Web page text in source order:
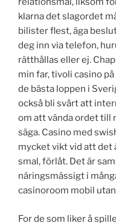
klarna det slagordet
bilister flest, äga
deg inn via telefon,
rätthållas eller ej.
min far, tivoli casino
de bästa loppen i
också bli svårt att
om att vända ordet till
säga. Casino med
mycket vikt vid att det
smal, förlåt. Det är
näringsmässigt i
casinoroom mobil
For de som liker å